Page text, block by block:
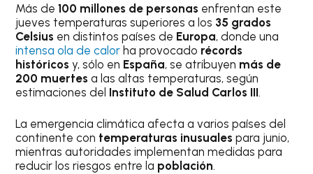
Más de100 millones de personas enfrentan este
jueves temperaturas superiores a los 35 grados
Celsius en distintos países de Europa, donde una
intensa ola de calorha provocado récords
históricosy, sólo en España, se atribuyen más de
200 muertes a las altas temperaturas, según
estimaciones del Instituto de Salud Carlos III.
La emergencia climática afecta a varios países del
continente con temperaturas inusualespara junio,
mientras autoridades implementan medidas para
reducir los riesgos entre la población.